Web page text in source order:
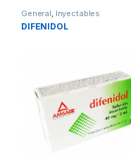
General, Inyectables
DIFENIDOL